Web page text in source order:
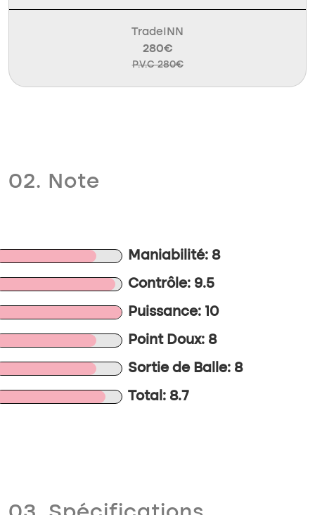
TradeINN
280€
P.V.C 280€
02. Note
Maniabilité: 8
Contrôle: 9.5
Puissance: 10
Point Doux: 8
Sortie de Balle: 8
Total: 8.7